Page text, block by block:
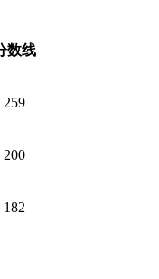
数线
259
200
182